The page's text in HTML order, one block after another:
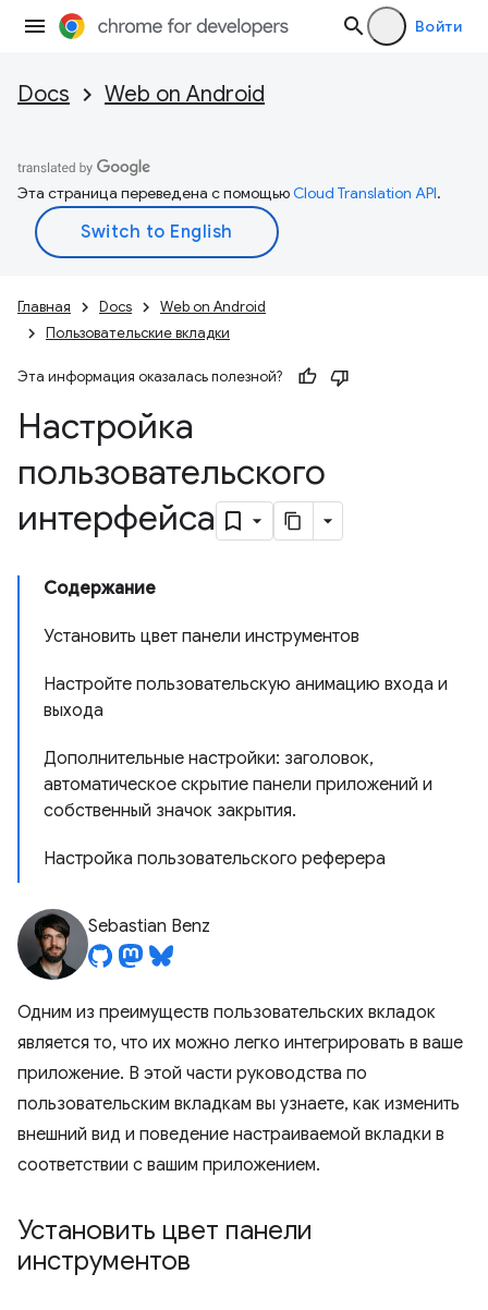
Войти
Docs Web on Android
Эта страница переведена с помощьюCloud Translation API.
Главная Docs
Web on Android
Пользовательские вкладки
Эта информация оказалась полезной?
Настройка
пользовательского
интерфейса
Содержание
Установить цвет панели инструментов
Настройте пользовательскую анимацию входа и
выхода
Дополнительные настройки: заголовок,
автоматическое скрытие панели приложений и
собственный значок закрытия.
Настройка пользовательского реферера
Sebastian Benz
Одним из преимуществ пользовательских вкладок
является то, что их можно легко интегрировать в ваше
приложение. В этой части руководства по
пользовательским вкладкам вы узнаете, как изменить
внешний вид и поведение настраиваемой вкладки в
соответствии с вашим приложением.
Установить цвет панели
инструментов